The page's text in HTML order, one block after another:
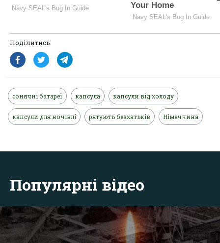
Поділитись:
сонячні батареї капсула капсули від холоду
капсули для ночівлі рятують безхатьків Німеччина
Популярні відео